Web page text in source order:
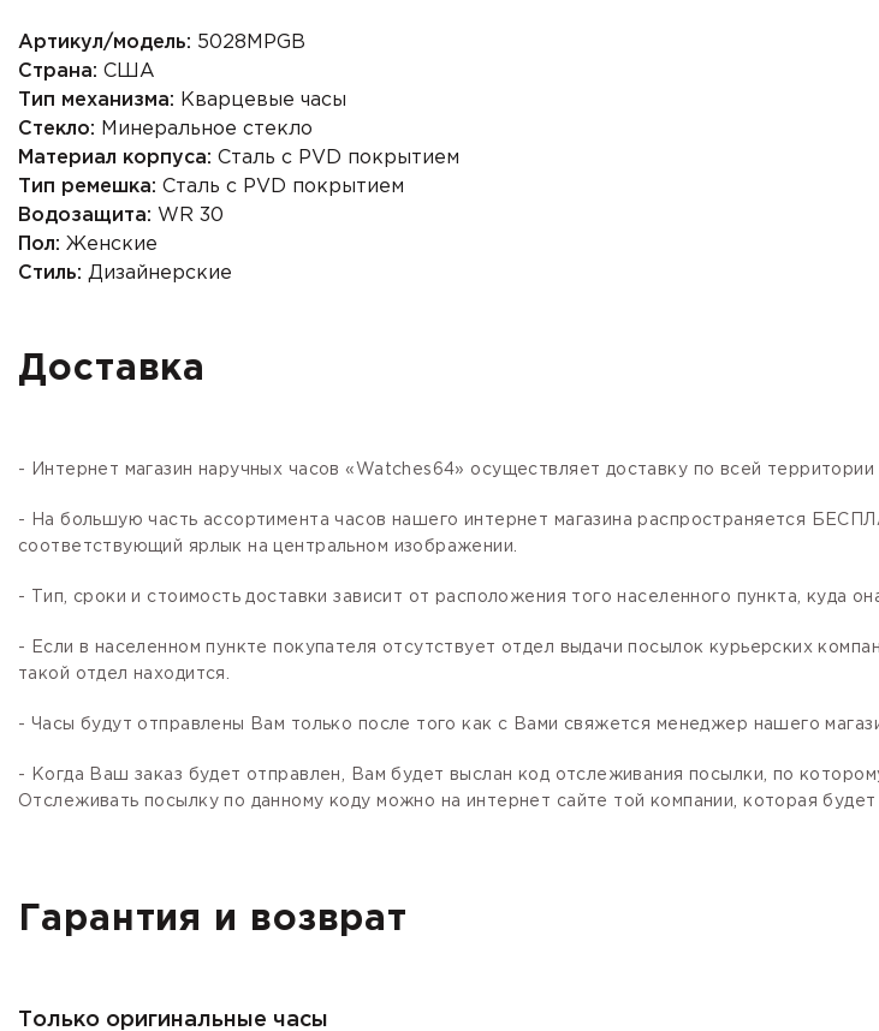
Артикул/модель: 5028MPGB
Страна: США
Тип механизма: Кварцевые часы
Стекло: Минеральное стекло
Материал корпуса: Сталь с PVD покрытием
Тип ремешка: Сталь с PVD покрытием
Водозащита: WR 30
Пол: Женские
Стиль: Дизайнерские
Доставка
- Интернет магазин наручных часов «Watches64» осуществляет доставку по всей территории
- На большую часть ассортимента часов нашего интернет магазина распространяется
соответствующий ярлык на центральном изображении.
- Тип, сроки и стоимость доставки зависит от расположения того населенного пункта, куда
- Если в населенном пункте покупателя отсутствует отдел выдачи посылок курьерских
такой отдел находится.
- Часы будут отправлены Вам только после того как с Вами свяжется менеджер нашего
- Когда Ваш заказ будет отправлен, Вам будет выслан код отслеживания посылки, по
Отслеживать посылку по данному коду можно на интернет сайте той компании, которая
Гарантия и возврат
Только оригинальные часы